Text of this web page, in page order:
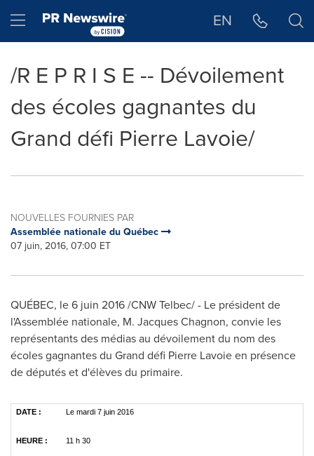
Hamburger menu EN
/R E P R I S E -- Dévoilement
des écoles gagnantes du
Grand défi Pierre Lavoie/
NOUVELLES FOURNIES PAR
Assemblée nationale du Québec
07 juin, 2016, 07:00 ET
QUÉBEC, le 6 juin 2016 /CNW Telbec/ - Le président de
l'Assemblée nationale, M. Jacques Chagnon, convie les
représentants des médias au dévoilement du nom des
écoles gagnantes du Grand défi Pierre Lavoieen présence
de députés et d'élèves du primaire.
DATE : Le mardi 7 juin 2016
HEURE : 11 h 30